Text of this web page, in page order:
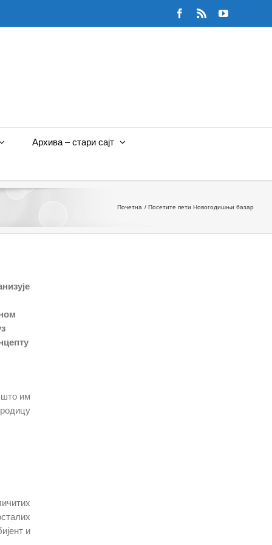
Facebook
Rss YouTube
Архива – стари сајт
Почетна Посетите пети Новогодишњи базар
што им
и